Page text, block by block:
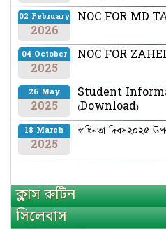
02 February
2026
NOC FOR MD
04 October
2025
NOC FOR
26 May
2025
Student
(Download)
18 March
2025
স্বাধিনতা দিবস২০২৫
ক্লাস রুটিন
সিলেবাস